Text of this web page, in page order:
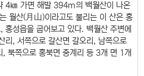
4㎞ 가면 해발 394m의 백월산이 나온
월산(月山)이라고도 불리는 이 산은 홍
성읍을 굽어보고 있다. 백월산 주변에
리, 서쪽으로 갈산면 갈오리, 남쪽으로
, 북쪽으로 홍북면 중계리 등 3개 면 1개